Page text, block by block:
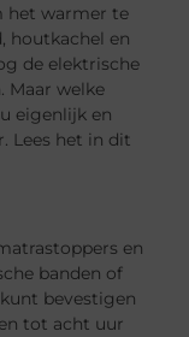
het warmer te
houtkachel en
de elektrische
Maar welke
eigenlijk en
Lees het in dit
en
banden of
bevestigen
tot acht uur